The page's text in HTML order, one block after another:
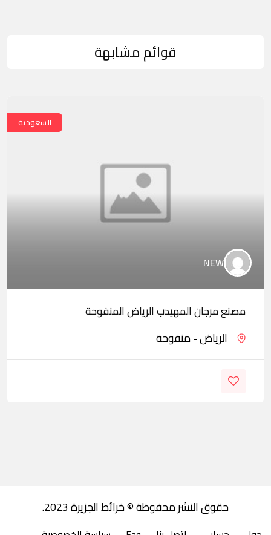
قوائم مشابهة
السعودية
NEW
مصنع مرجان المهيدب الرياض المنفوحة
الرياض - منفوحة
حقوق النشر محفوظة © خرائط الجزيرة 2023.